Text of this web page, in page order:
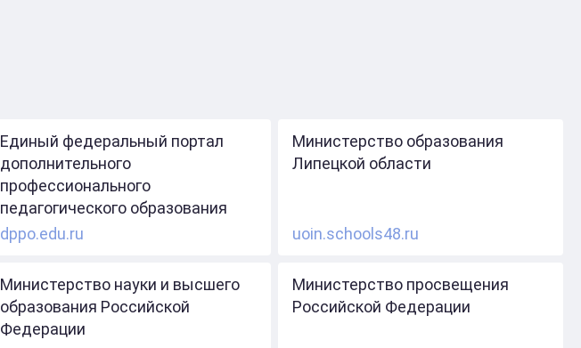
Единый федеральный портал
дополнительного
профессионального
педагогического образования
dppo.edu.ru
Министерство образования
Липецкой области
uoin.schools48.ru
Министерство науки и высшего
образования Российской
Федерации
Министерство просвещения
Российской Федерации